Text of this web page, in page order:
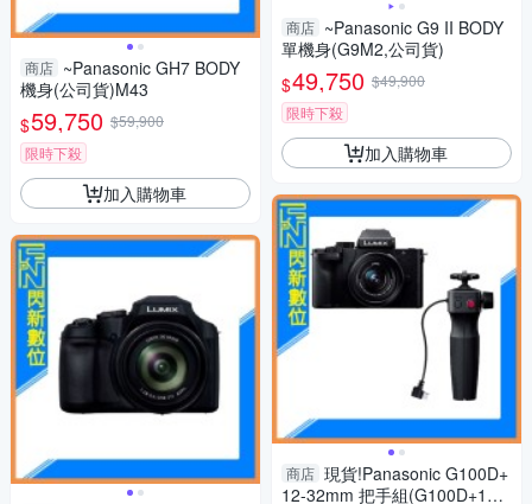
商店 ~Panasonic GH7 BODY
機身(公司貨)M43
$59,750 $59,900
限時下殺
加入購物車
商店 ~Panasonic G9 II BODY
單機身(G9M2,公司貨)
$49,750 $49,900
限時下殺
加入購物車
商店 現貨!Panasonic G100D+
12-32mm 把手組(G100D+123